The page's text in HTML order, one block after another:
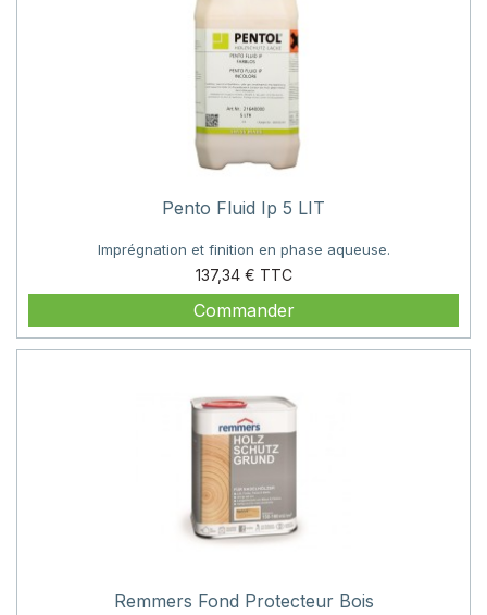
Pento Fluid Ip 5 LIT
Imprégnation et finition en phase aqueuse.
137,34 €
Prix
Commander
Remmers Fond Protecteur Bois